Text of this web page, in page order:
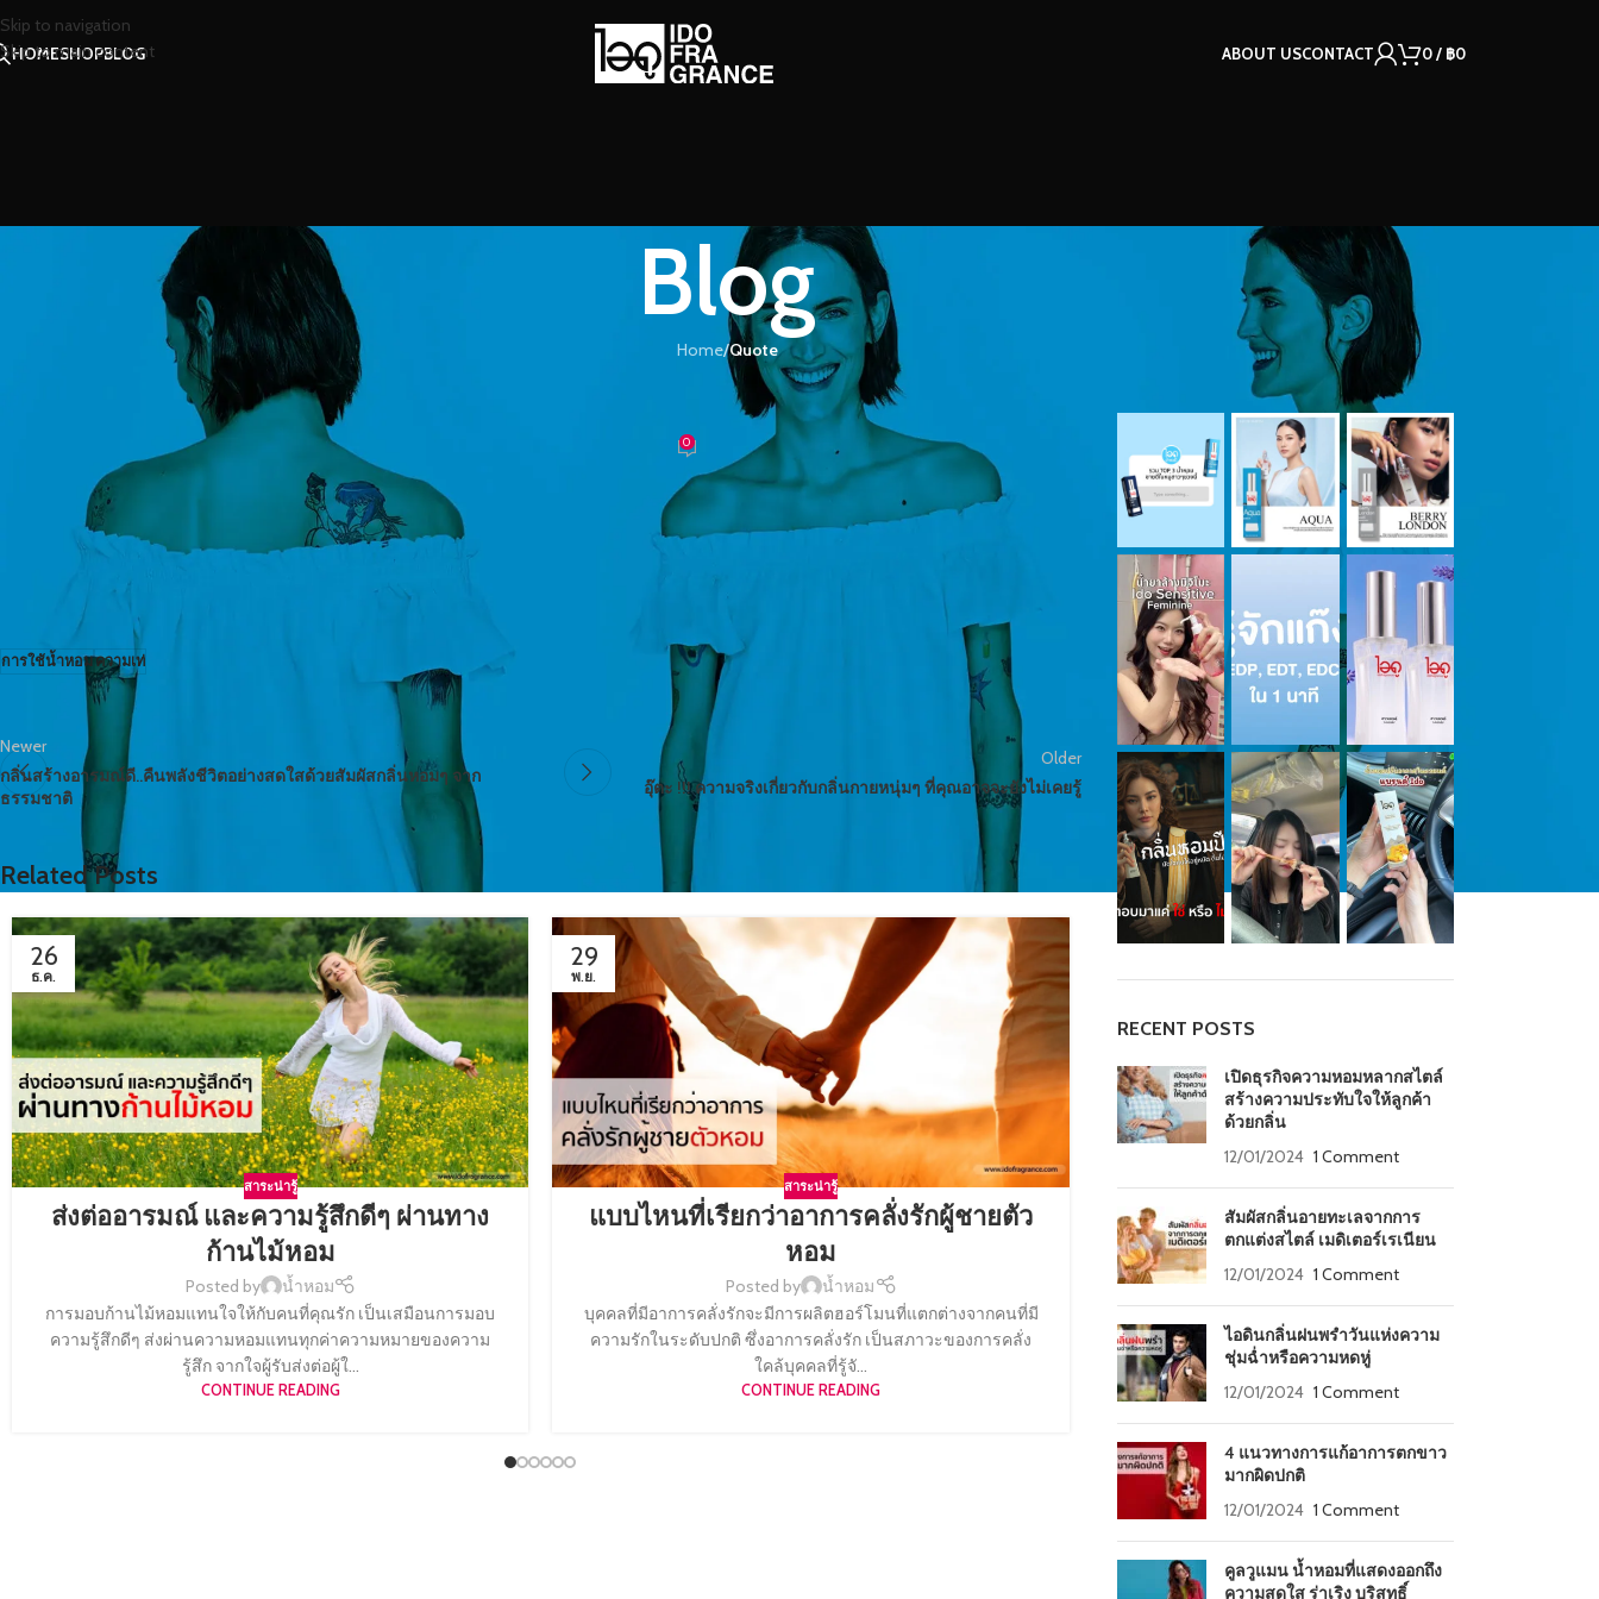
Skip to navigation
Skip to main content
HOMESHOPBLOG ABOUT USCONTACT 0/ ฿0
Blog
Home/Quote
รู้จักการใช้น้ำหอม จะเป็นคนที่รู้จักความเท่ที่แท้จริง
0
รู้จักการใช้น้ำหอม
จะเป็นคนที่รู้จัก
การใช้น้ำหอมความเท่
Newer
กลิ่นสร้างอารมณ์ดี..คืนพลังชีวิตอย่างสดใสด้วยสัมผัสกลิ่นหอมๆ จาก
ธรรมชาติ
Older
อุ๊ตะ !!! ความจริงเกี่ยวกับกลิ่นกายหนุ่มๆ ที่คุณอาจจะยังไม่เคยรู้
Related Posts
26
ธ.ค.
สาระน่ารู้
ส่งต่ออารมณ์ และความรู้สึกดีๆ ผ่านทาง
ก้านไม้หอม
Posted by
น้ำหอม
การมอบก้านไม้หอมแทนใจให้กับคนที่คุณรัก เป็นเสมือนการมอบ
ความรู้สึกดีๆ ส่งผ่านความหอมแทนทุกค่าความหมายของความ
รู้สึก จากใจผู้รับส่งต่อผู้ใ...
CONTINUE READING
29
พ.ย.
สาระน่ารู้
แบบไหนที่เรียกว่าอาการคลั่งรักผู้ชายตัว
หอม
Posted by
น้ำหอม
บุคคลที่มีอาการคลั่งรักจะมีการผลิตฮอร์โมนที่แตกต่างจากคนที่มี
ความรักในระดับปกติ ซึ่งอาการคลั่งรัก เป็นสภาวะของการคลั่ง
ใคล้บุคคลที่รู้จั...
CONTINUE READING
QUOTE
รู้จักการใช้น้ำหอม จะเป็นคนที่รู้จักความ
เท่ที่แท้จริง
น้ำมันหอมกลิ่นแห่งความผ่อนคลายและความสดชื่น จะทำให้คุณ
รู้สึกถึงอารมณ์แห่งสุนท...
CONTINUE READING
OUR INSTAGRAM
RECENT POSTS
เปิดธุรกิจความหอมหลากสไตล์
สร้างความประทับใจให้ลูกค้า
ด้วยกลิ่น
12/01/2024 1 Comment
สัมผัสกลิ่นอายทะเลจากการ
ตกแต่งสไตล์ เมดิเตอร์เรเนียน
12/01/2024 1 Comment
ไอดินกลิ่นฝนพรำวันแห่งความ
ชุ่มฉ่ำหรือความหดหู่
12/01/2024 1 Comment
4 แนวทางการแก้อาการตกขาว
มากผิดปกติ
12/01/2024 1 Comment
คูลวูแมน น้ำหอมที่แสดงออกถึง
ความสดใส ร่าเริง บริสุทธิ์